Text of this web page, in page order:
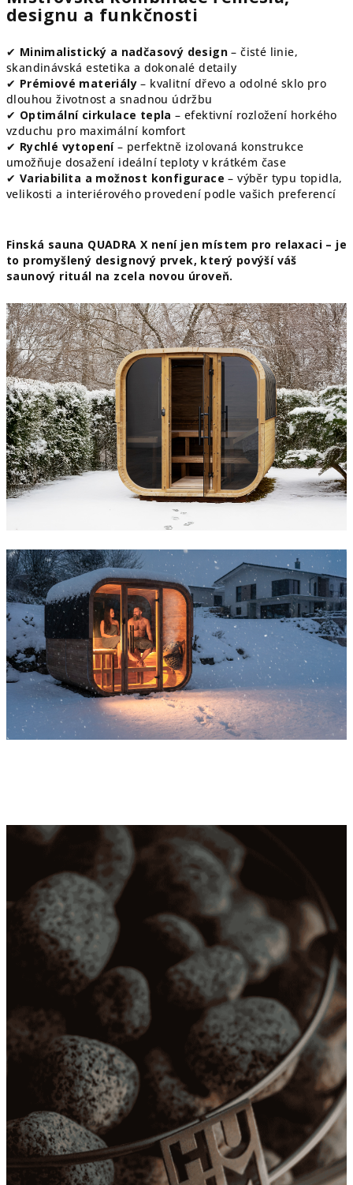
designu a funkčnosti
✔ Minimalistický a nadčasový design – čisté linie,
skandinávská estetika a dokonalé detaily
✔ Prémiové materiály – kvalitní dřevo a odolné sklo pro
dlouhou životnost a snadnou údržbu
✔ Optimální cirkulace tepla – efektivní rozložení horkého
vzduchu pro maximální komfort
✔ Rychlé vytopení– perfektně izolovaná konstrukce
umožňuje dosažení ideální teploty v krátkém čase
✔ Variabilita a možnost konfigurace – výběr typu topidla,
velikosti a interiérového provedení podle vašich preferencí
Finská sauna QUADRA X není jen místem pro relaxaci – je
to promyšlený designový prvek, který povýší váš
saunový rituál na zcela novou úroveň.